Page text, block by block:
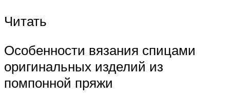
Читать
Особенности вязания спицами
оригинальных изделий из
помпонной пряжи